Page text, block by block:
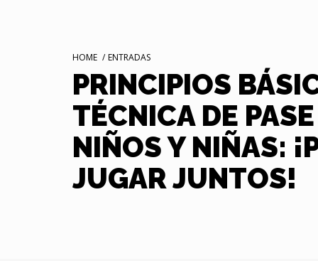
HOME / ENTRADAS
PRINCIPIOS
TÉCNICA DE
NIÑOS Y NIÑAS:
JUGAR JUNTOS!